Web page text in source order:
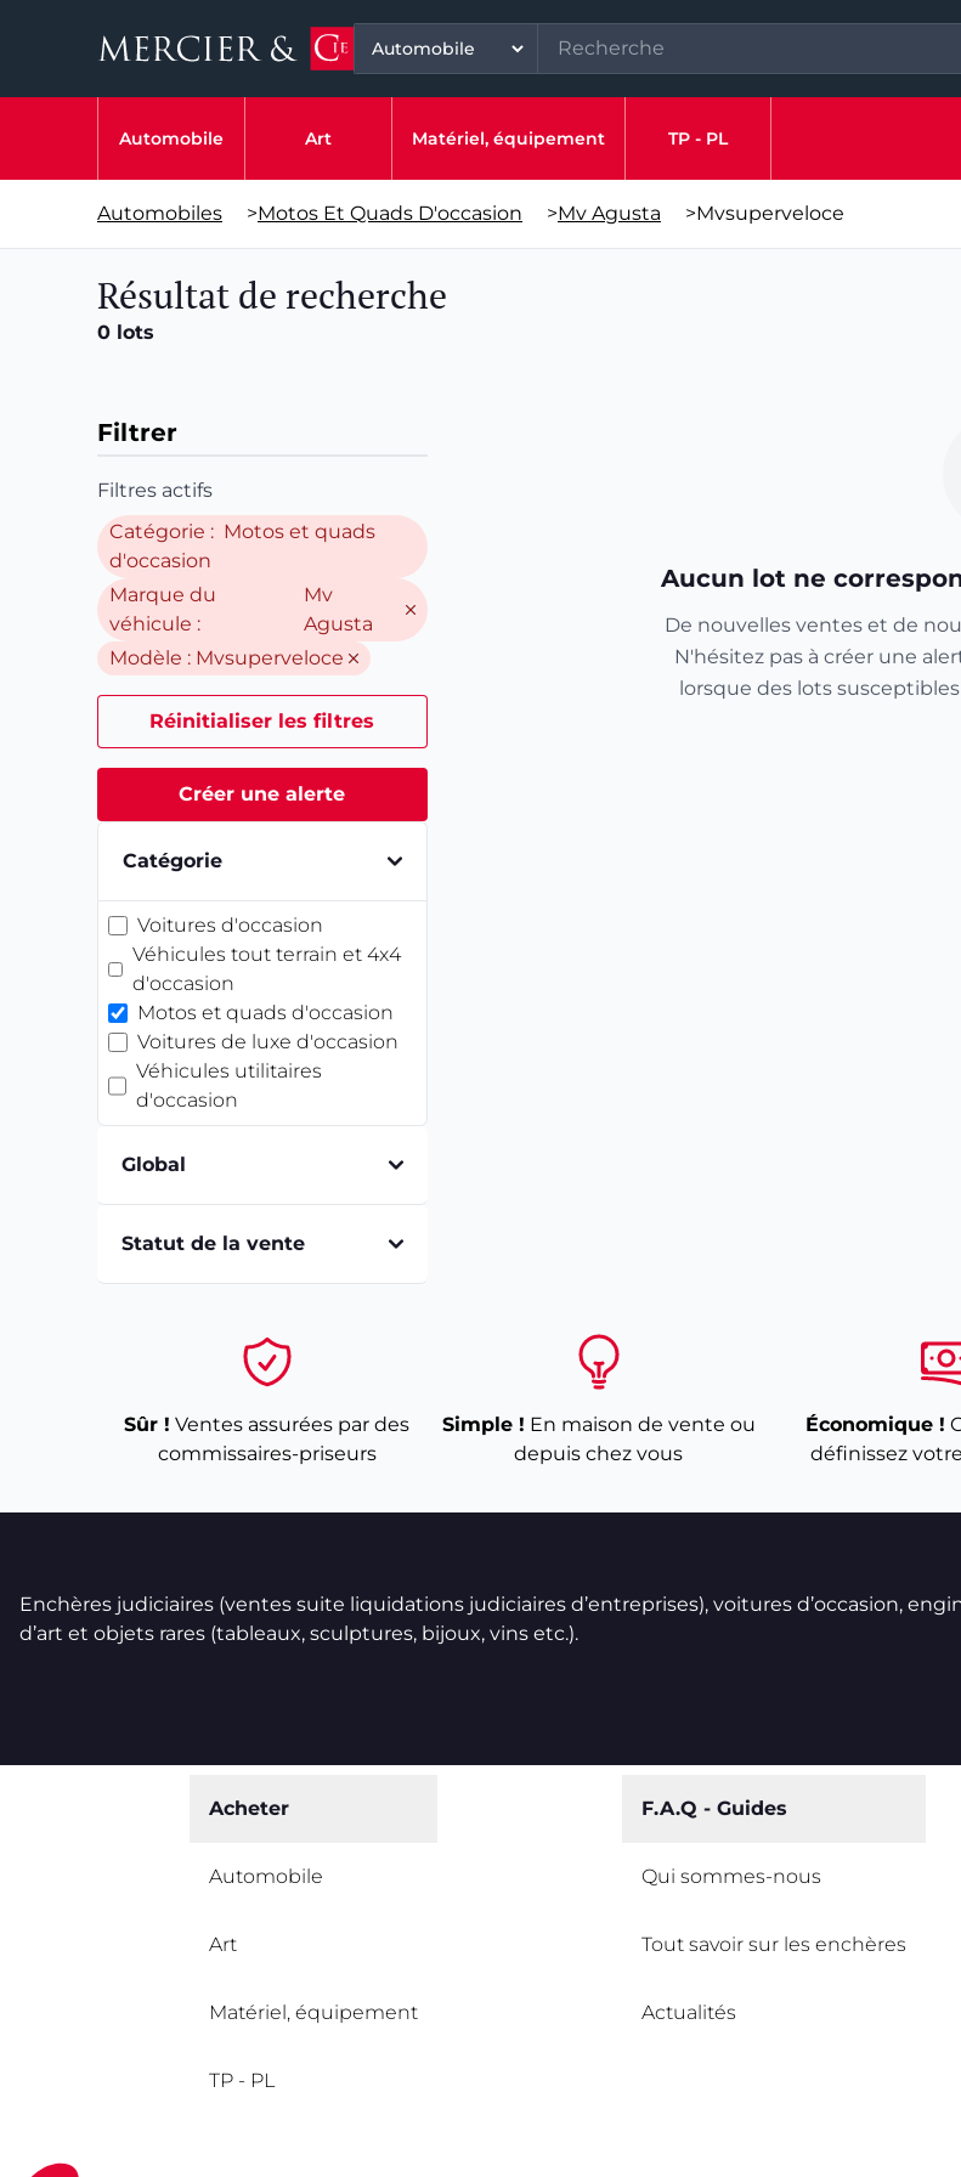
Automobile Art Matériel, équipement TP - PL
Automobiles >Motos Et Quads D'occasion >Mv Agusta >Mvsuperveloce
Résultat de recherche
0 lots
Filtrer
Filtres actifs
Catégorie : Motos et quads
d'occasion
Marque du
véhicule :
Mv
Agusta
Modèle : Mvsuperveloce
Réinitialiser les filtres
Créer une alerte
Catégorie
Voitures d'occasion
Véhicules tout terrain et 4x4
d'occasion
Motos et quads d'occasion
Voitures de luxe d'occasion
Véhicules utilitaires
d'occasion
Global
Statut de la vente
Aucun lot ne
De nouvelles ventes et de
N'hésitez pas à créer une
lorsque des lots
Sûr ! Ventes assurées par des
commissaires-priseurs
Simple ! En maison de vente ou
depuis chez vous
Économique !
définissez
Enchères judiciaires (ventes suite liquidations judiciaires d’entreprises), voitures d’occasion,
d’art et objets rares (tableaux, sculptures, bijoux, vins etc.).
Acheter
Automobile
Art
Matériel, équipement
TP - PL
F.A.Q - Guides
Qui sommes-nous
Tout savoir sur les enchères
Actualités